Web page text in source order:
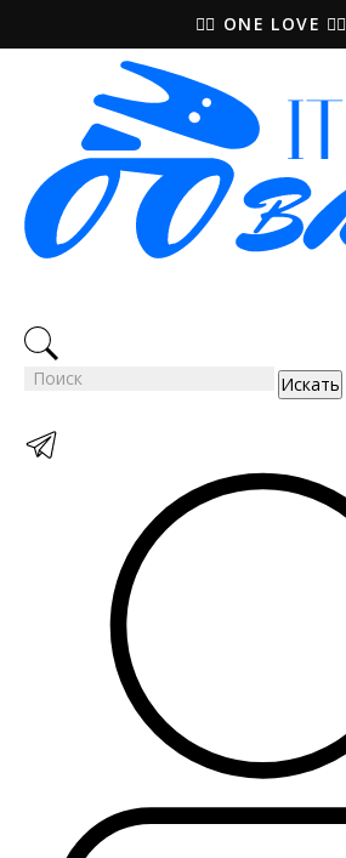
🚵‍♀️ ONE LOVE 🚴‍♀️
Искать